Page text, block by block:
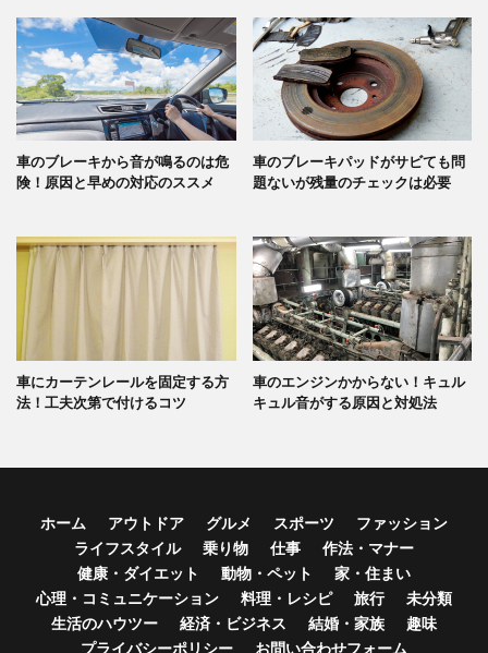
車のブレーキから音が鳴るのは危
険！原因と早めの対応のススメ
車のブレーキパッドがサビても問
題ないが残量のチェックは必要
車にカーテンレールを固定する方
法！工夫次第で付けるコツ
車のエンジンかからない！キュル
キュル音がする原因と対処法
ホーム アウトドア グルメ スポーツ
ファッション
ライフスタイル
乗り物 仕事
作法・マナー
健康・ダイエット
動物・ペット
家・住まい
心理・コミュニケーション
料理・レシピ 旅行
未分類
生活のハウツー
経済・ビジネス 結婚・家族
趣味
プライバシーポリシー
お問い合わせフォーム